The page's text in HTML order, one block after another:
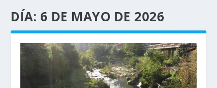
DÍA: 6 DE MAYO DE 2026